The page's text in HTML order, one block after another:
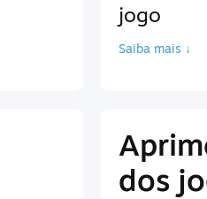
jogo
Saiba mais ↓
dos